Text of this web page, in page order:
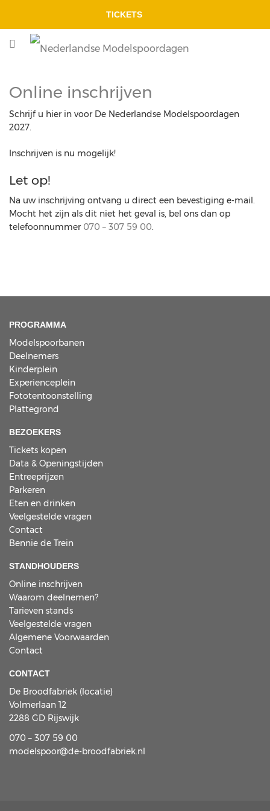
TICKETS
Online inschrijven
Schrijf u hier in voor De Nederlandse Modelspoordagen
2027.
Inschrijven is nu mogelijk!
Let op!
Na uw inschrijving ontvang u direct een bevestiging e-mail.
Mocht het zijn als dit niet het geval is, bel ons dan op
telefoonnummer 070 – 307 59 00.
PROGRAMMA
Modelspoorbanen
Deelnemers
Kinderplein
Experienceplein
Fototentoonstelling
Plattegrond
BEZOEKERS
Tickets kopen
Data & Openingstijden
Entreeprijzen
Parkeren
Eten en drinken
Veelgestelde vragen
Contact
Bennie de Trein
STANDHOUDERS
Online inschrijven
Waarom deelnemen?
Tarieven stands
Veelgestelde vragen
Algemene Voorwaarden
Contact
CONTACT
De Broodfabriek (locatie)
Volmerlaan 12
2288 GD Rijswijk
070 – 307 59 00
modelspoor@de-broodfabriek.nl